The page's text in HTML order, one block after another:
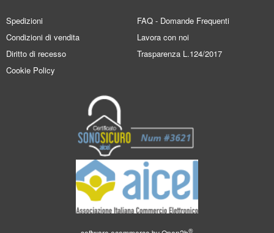
Spedizioni
Condizioni di vendita
Diritto di recesso
Cookie Policy
FAQ - Domande Frequenti
Lavora con noi
Trasparenza L.124/2017
®